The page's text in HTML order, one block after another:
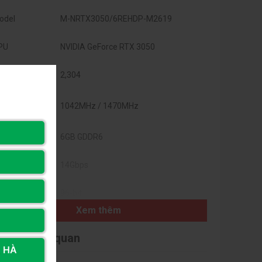
M-NRTX3050/6REHDP-M2619
NVIDIA GeForce RTX 3050
2,304
1042MHz / 1470MHz
168GB/s
kế tản
Xem thêm
viết liên quan
HÀ